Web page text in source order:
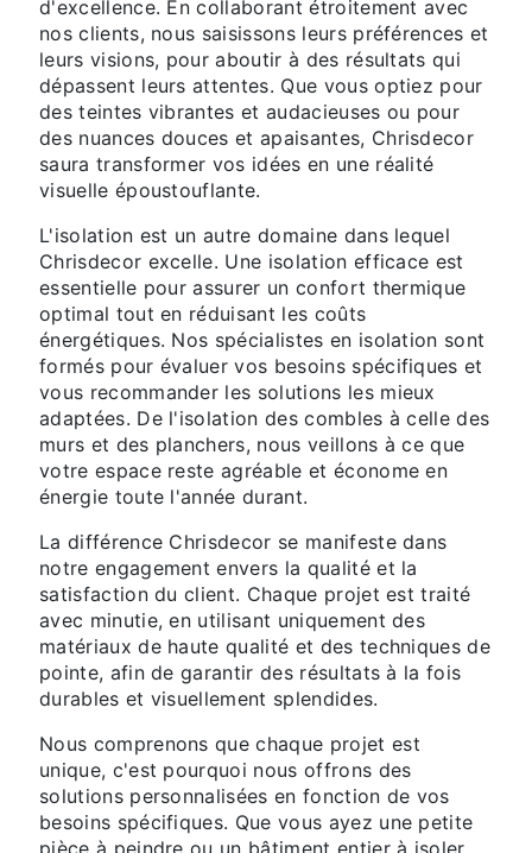
d'excellence. En collaborant étroitement avec
nos clients, nous saisissons leurs préférences et
leurs visions, pour aboutir à des résultats qui
dépassent leurs attentes. Que vous optiez pour
des teintes vibrantes et audacieuses ou pour
des nuances douces et apaisantes, Chrisdecor
saura transformer vos idées en une réalité
visuelle époustouflante.
L'isolation est un autre domaine dans lequel
Chrisdecor excelle. Une isolation efficace est
essentielle pour assurer un confort thermique
optimal tout en réduisant les coûts
énergétiques. Nos spécialistes en isolation sont
formés pour évaluer vos besoins spécifiques et
vous recommander les solutions les mieux
adaptées. De l'isolation des combles à celle des
murs et des planchers, nous veillons à ce que
votre espace reste agréable et économe en
énergie toute l'année durant.
La différence Chrisdecor se manifeste dans
notre engagement envers la qualité et la
satisfaction du client. Chaque projet est traité
avec minutie, en utilisant uniquement des
matériaux de haute qualité et des techniques de
pointe, afin de garantir des résultats à la fois
durables et visuellement splendides.
Nous comprenons que chaque projet est
unique, c'est pourquoi nous offrons des
solutions personnalisées en fonction de vos
besoins spécifiques. Que vous ayez une petite
pièce à peindre ou un bâtiment entier à isoler,